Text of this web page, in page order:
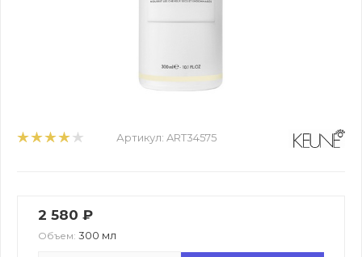
Артикул: ART34575
2 580 ₽
Объем: 300 мл